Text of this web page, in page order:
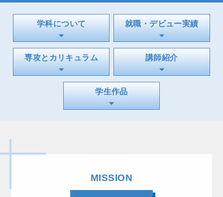
学科について 就職・デビュー実績
専攻とカリキュラム 講師紹介
学生作品
MISSION